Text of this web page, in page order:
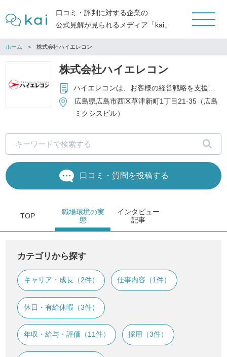
口コミ・評判に対する企業の
公式見解が見られるメディア「kai」
ホーム 株式会社ハイエレコン
株式会社ハイエレコン
ハイエレコンは、お客様の経営戦略を支援するIT戦略の担い手として、コンピュータ・ネットワークの販売、高度なソフトウェアの開発、セキュリティ対策、コンサルティングサービス等、お客様のニーズに対応した最善のサービスを提供することを事業の中核としています。
広島県広島市西区草津新町1丁目21-35（広島
ミクシスビル）
口コミ・質問を投稿する
TOP
職場環境の実
態
インタビュー
記事
カテゴリから探す
キャリア・成長（2件） 仕事内容（1件）
休日・有給休暇（3件）
年収・給与・評価（11件） 採用（3件）